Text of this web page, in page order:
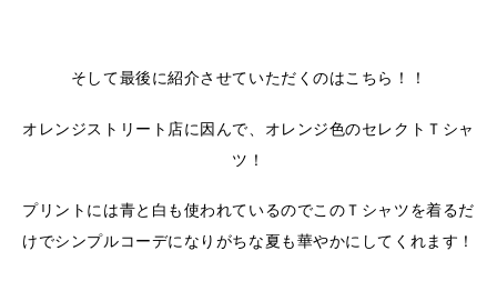
そして最後に紹介させていただくのはこちら！！
オレンジストリート店に因んで、オレンジ色のセレクトＴシャ
ツ！
プリントには青と白も使われているのでこのＴシャツを着るだ
けでシンプルコーデになりがちな夏も華やかにしてくれます！